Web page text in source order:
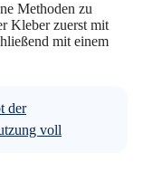
Methoden zu
Kleber zuerst mit
mit einem
der
voll